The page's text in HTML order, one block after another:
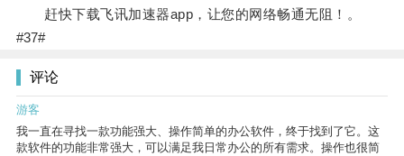
赶快下载飞讯加速器app，让您的网络畅通无阻！。
#37#
评论
游客
我一直在寻找一款功能强大、操作简单的办公软件，终于找到了它。这
款软件的功能非常强大，可以满足我日常办公的所有需求。操作也很简